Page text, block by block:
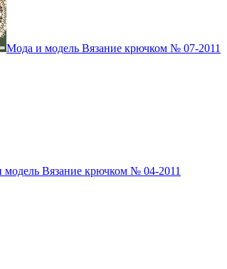
Мода и модель Вязание крючком № 07-2011
Вязание крючком № 04-2011